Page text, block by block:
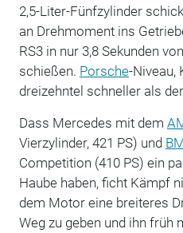
2,5-Liter-Fünfzylinder
an Drehmoment ins
RS3 in nur 3,8 Sekunden
schießen. Porsche-Niveau,
dreizehntel schneller als
Dass Mercedes mit dem
Vierzylinder, 421 PS) und
Competition (410 PS) ein
Haube haben, ficht Kämpf
dem Motor eine breiteres
Weg zu geben und ihn früh